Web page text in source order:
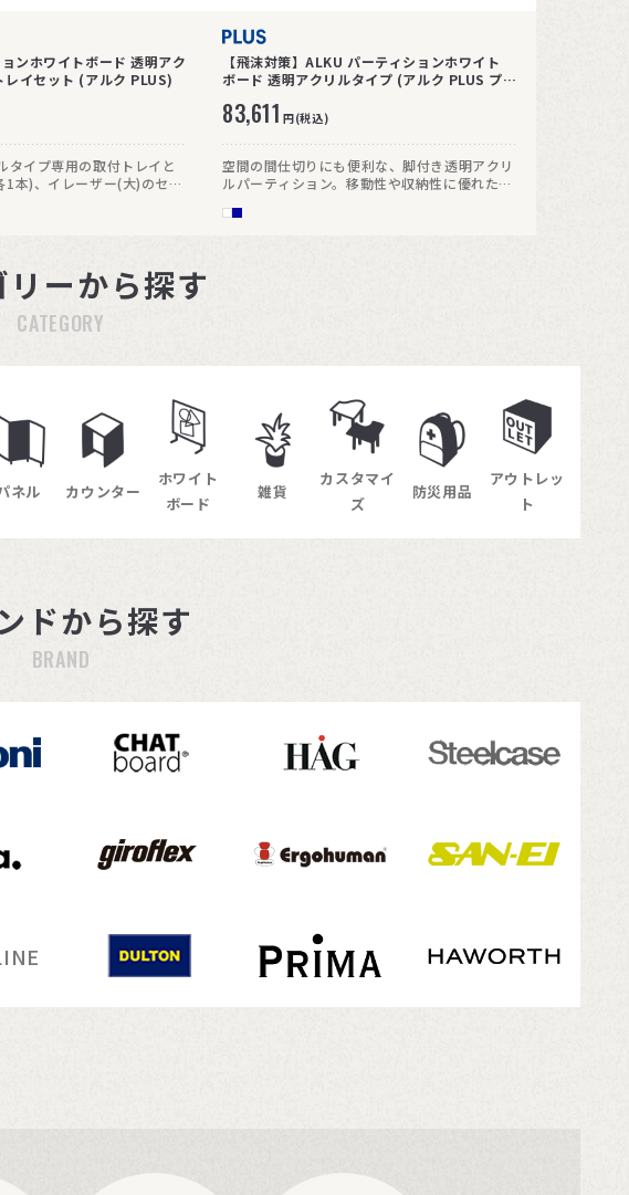
ンホワイトボード 透明アク
レイセット (アルク PLUS)
タイプ専用の取付トレイと
1本)、イレーザー(大)のセッ
【飛沫対策】ALKU パーティションホワイト
ボード 透明アクリルタイプ (アルク PLUS プラ
83,611 円(税込)
空間の間仕切りにも便利な、脚付き透明アクリ
ルパーティション。移動性や収納性に優れた
てもホワイトボードとしても幅広いシーンで活
リーから探す
CATEGORY
ネル カウンター
ホワイト
ボード
雑貨
カスタマイ
ズ
防災用品
アウトレッ
ト
ドから探す
BRAND